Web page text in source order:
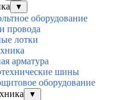
▼
оборудование
провода
лотки
арматура
шины
оборудование
▼